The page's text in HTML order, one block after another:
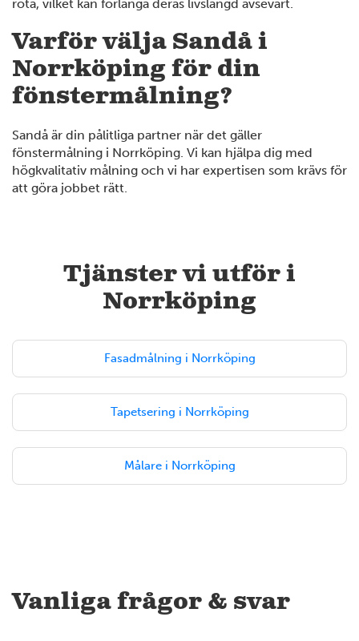
14
12
6
2
röta, vilket kan förlänga deras livslängd avsevärt.
Varför välja Sandå i
Norrköping för din
fönstermålning?
Sandå är din pålitliga partner när det gäller
fönstermålning i Norrköping. Vi kan hjälpa dig med
högkvalitativ målning och vi har expertisen som krävs för
att göra jobbet rätt.
Tjänster vi utför i
Norrköping
Fasadmålning i Norrköping
Tapetsering i Norrköping
Målare i Norrköping
Vanliga frågor & svar